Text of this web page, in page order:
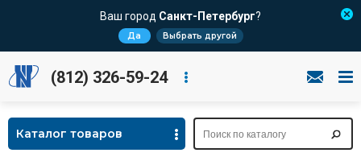
Ваш город Санкт-Петербург?
Да Выбрать другой
(812) 326-59-24
Каталог товаров